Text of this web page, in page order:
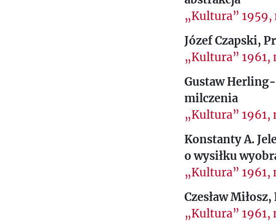
„Kultura” 1959,
Józef Czapski,
„Kultura” 1961,
Gustaw
milczenia
„Kultura” 1961,
Konstanty A.
o wysiłku
„Kultura” 1961,
Czesław Miłosz,
„Kultura” 1961,